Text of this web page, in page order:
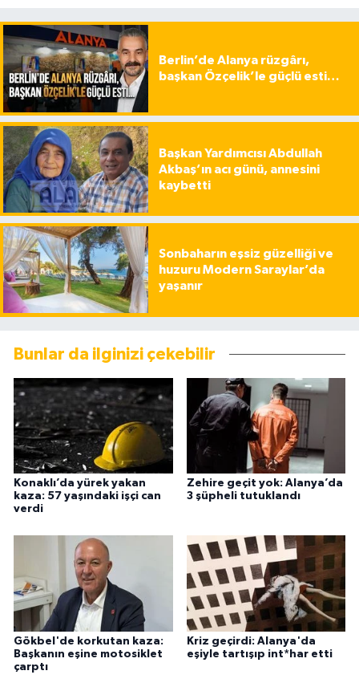
Berlin’de Alanya rüzgârı,
başkan Özçelik’le güçlü esti…
Başkan Yardımcısı Abdullah
Akbaş’ın acı günü, annesini
kaybetti
Sonbaharın eşsiz güzelliği ve
huzuru Modern Saraylar’da
yaşanır
Bunlar da ilginizi çekebilir
Konaklı’da yürek yakan
kaza: 57 yaşındaki işçi can
verdi
Zehire geçit yok: Alanya’da
3 şüpheli tutuklandı
Gökbel'de korkutan kaza:
Başkanın eşine motosiklet
çarptı
Kriz geçirdi: Alanya'da
eşiyle tartışıp int*har etti